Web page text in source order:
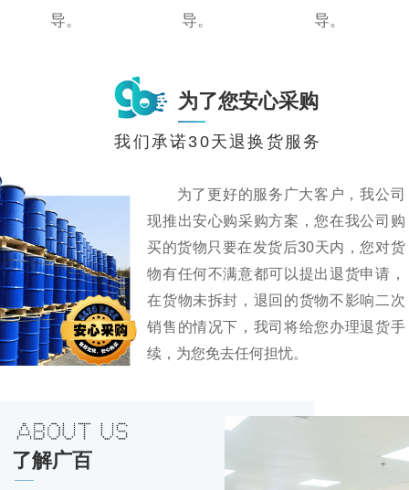
导。
导。
导。
为了您安心采购
我们承诺30天退换货服务
为了更好的服务广大客户，我公司
现推出安心购采购方案，您在我公司购
买的货物只要在发货后30天内，您对货
物有任何不满意都可以提出退货申请，
在货物未拆封，退回的货物不影响二次
销售的情况下，我司将给您办理退货手
续，为您免去任何担忧。
了解广百